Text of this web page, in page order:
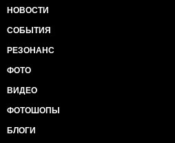
НОВОСТИ
СОБЫТИЯ
РЕЗОНАНС
ФОТО
ВИДЕО
ФОТОШОПЫ
БЛОГИ